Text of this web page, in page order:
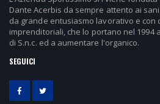
Dante Acerbis da sempre attento ai
da grande entusiasmo lavorativo e con
imprenditoriali, che lo portano nel 1994
di S.n.c. ed a aumentare l'organico.
SEGUICI